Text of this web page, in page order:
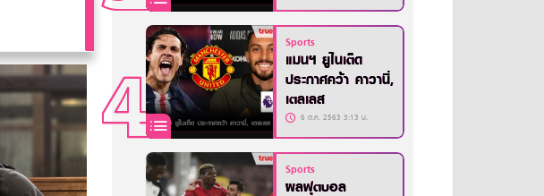
Sports
แมนฯ ยูไนเต็ด
ประกาศคว้า คาวานี่,
เตลเลส
6 ต.ค. 2563 3:13 น.
Sports
ผลฟุตบอล